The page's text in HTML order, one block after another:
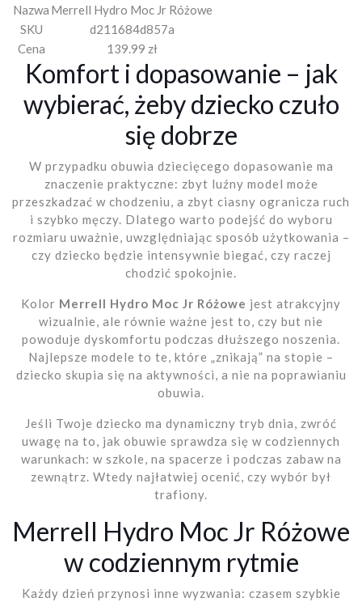
Nazwa Merrell Hydro Moc Jr Różowe
SKU
d211684d857a
Cena
139.99 zł
Komfort i dopasowanie – jak
wybierać, żeby dziecko czuło
się dobrze
W przypadku obuwia dziecięcego dopasowanie ma
znaczenie praktyczne: zbyt luźny model może
przeszkadzać w chodzeniu, a zbyt ciasny ogranicza ruch
i szybko męczy. Dlatego warto podejść do wyboru
rozmiaru uważnie, uwzględniając sposób użytkowania –
czy dziecko będzie intensywnie biegać, czy raczej
chodzić spokojnie.
Kolor Merrell Hydro Moc Jr Różowe jest atrakcyjny
wizualnie, ale równie ważne jest to, czy but nie
powoduje dyskomfortu podczas dłuższego noszenia.
Najlepsze modele to te, które „znikają” na stopie –
dziecko skupia się na aktywności, a nie na poprawianiu
obuwia.
Jeśli Twoje dziecko ma dynamiczny tryb dnia, zwróć
uwagę na to, jak obuwie sprawdza się w codziennych
warunkach: w szkole, na spacerze i podczas zabaw na
zewnątrz. Wtedy najłatwiej ocenić, czy wybór był
trafiony.
Merrell Hydro Moc Jr Różowe
w codziennym rytmie
Każdy dzień przynosi inne wyzwania: czasem szybkie